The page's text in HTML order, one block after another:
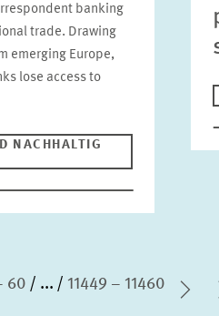
banking
trade. Drawing
emerging Europe,
lose access to
NACHHALTIG
60 ... 11449 – 11460